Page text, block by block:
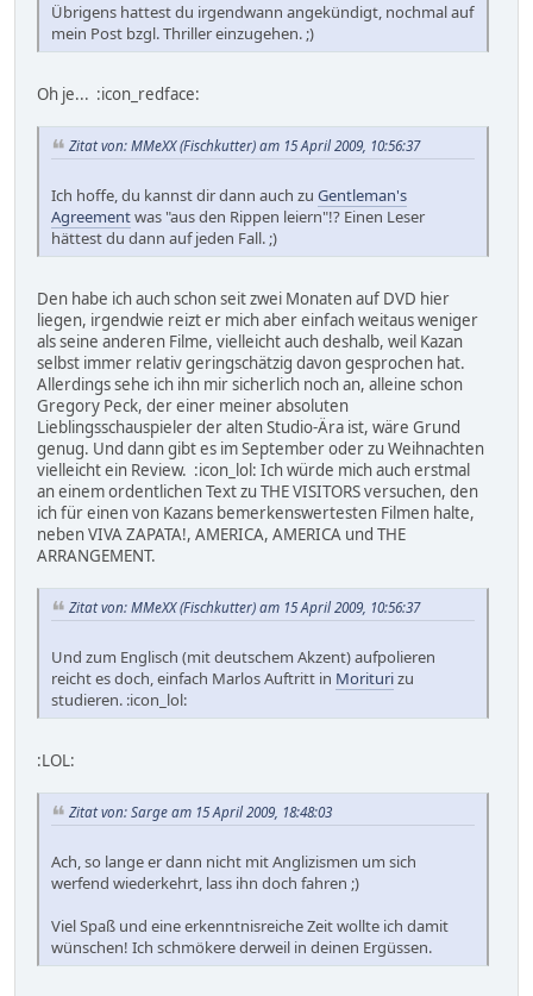
Übrigens hattest du irgendwann angekündigt, nochmal auf
mein Post bzgl. Thriller einzugehen. ;)
Oh je... :icon_redface:
Zitat von: MMeXX (Fischkutter) am 15 April 2009, 10:56:37
Ich hoffe, du kannst dir dann auch zu Gentleman's
Agreementwas "aus den Rippen leiern"!? Einen Leser
hättest du dann auf jeden Fall. ;)
Den habe ich auch schon seit zwei Monaten auf DVD hier
liegen, irgendwie reizt er mich aber einfach weitaus weniger
als seine anderen Filme, vielleicht auch deshalb, weil Kazan
selbst immer relativ geringschätzig davon gesprochen hat.
Allerdings sehe ich ihn mir sicherlich noch an, alleine schon
Gregory Peck, der einer meiner absoluten
Lieblingsschauspieler der alten Studio-Ära ist, wäre Grund
genug. Und dann gibt es im September oder zu Weihnachten
vielleicht ein Review. :icon_lol: Ich würde mich auch erstmal
an einem ordentlichen Text zu THE VISITORS versuchen, den
ich für einen von Kazans bemerkenswertesten Filmen halte,
neben VIVA ZAPATA!, AMERICA, AMERICA und THE
ARRANGEMENT.
Zitat von: MMeXX (Fischkutter) am 15 April 2009, 10:56:37
Und zum Englisch (mit deutschem Akzent) aufpolieren
reicht es doch, einfach Marlos Auftritt in Moriturizu
studieren. :icon_lol:
:LOL:
Zitat von: Sarge am 15 April 2009, 18:48:03
Ach, so lange er dann nicht mit Anglizismen um sich
werfend wiederkehrt, lass ihn doch fahren ;)
Viel Spaß und eine erkenntnisreiche Zeit wollte ich damit
wünschen! Ich schmökere derweil in deinen Ergüssen.